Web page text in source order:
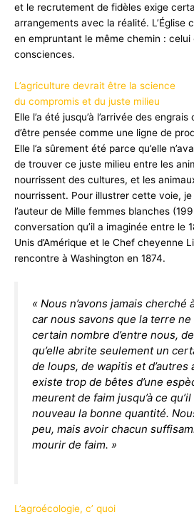
et le recrutement de fidèles exige
arrangements avec la réalité. L’Église
en empruntant le même chemin : celui
consciences.
L’agriculture devrait être la science
du compromis et du juste milieu
Elle l’a été jusqu’à l’arrivée des
d’être pensée comme une ligne de
Elle l’a sûrement été parce qu’elle
de trouver ce juste milieu entre les
nourrissent des cultures, et les
nourrissent. Pour illustrer cette voie,
l’auteur de Mille femmes blanches
conversation qu’il a imaginée entre le
Unis d’Amérique et le Chef cheyenne
rencontre à Washington en 1874.
« Nous n’avons jamais cherché
car nous savons que la terre ne
certain nombre d’entre nous,
qu’elle abrite seulement un
de loups, de wapitis et d’autres
existe trop de bêtes d’une
meurent de faim jusqu’à ce qu’il
nouveau la bonne quantité.
peu, mais avoir chacun
mourir de faim. »
L’agroécologie, c’ quoi